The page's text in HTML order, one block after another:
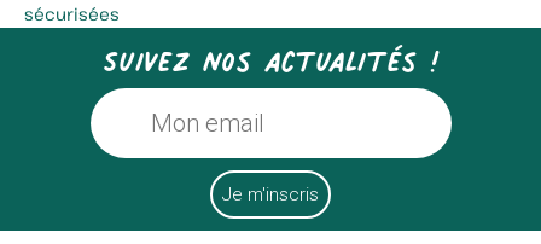
sécurisées
Suivez nos actualités !